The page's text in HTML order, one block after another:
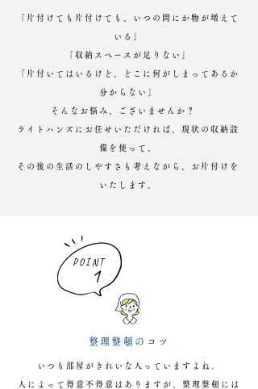
「片付けても片付けても、いつの間にか物が増えて
いる」
「収納スペースが足りない」
「片付いてはいるけど、どこに何がしまってあるか
分からない」
そんなお悩み、ございませんか？
ライトハンズにお任せいただければ、 現状の収納設
備を使って、
その後の生活のしやすさも考えながら、お片付けを
いたします。
POINT
1
整理整頓のコツ
いつも部屋がきれいな人っていますよね。
人によって得意不得意はありますが、整理整頓には